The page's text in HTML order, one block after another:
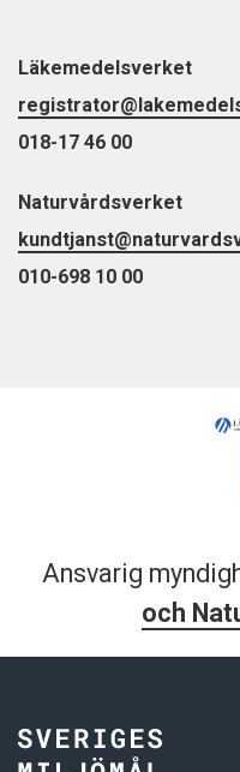
Läkemedelsverket
018-17 46 00
Naturvårdsverket
010-698 10 00
Ansvarig
och